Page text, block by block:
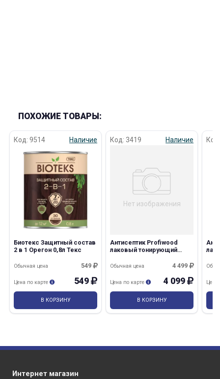
ПОХОЖИЕ ТОВАРЫ:
Код: 9514 Наличие
Биотекс Защитный состав
2 в 1 Орегон 0,8л Текс
549
Обычная цена
549
Цена по карте
В КОРЗИНУ
Код: 3419 Наличие
Нет изображения
Антисептик Profiwood
лаковый тонирующий
4 499
Обычная цена
4 099
Цена по карте
В КОРЗИНУ
Цена
Интернет магазин